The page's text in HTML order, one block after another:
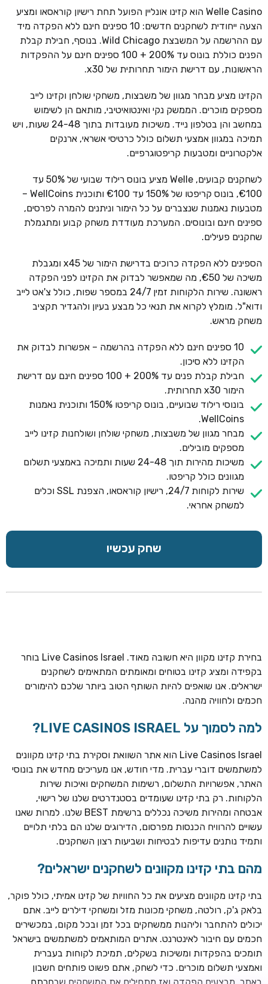
ROYSPINS
MEGAPARI
בונוס קבלת פנים: עד 125% בונוס עד €450 + 250 ספינים חינם
חבילת קבלת פנים: עד 280% בונוס עד €2,200 + 230 ספינים
Welle Casino הוא קזינו אונליין הפועל תחת רישיון קוראסאו ומציע
הצעה ייחודית לשחקנים חדשים: 10 ספינים חינם ללא הפקדה מיד
עם ההרשמה על המשבצת Wild Chicago. בנוסף, חבילת קבלת
הפנים כוללת בונוס עד 200% + 100 ספינים חינם על ההפקדות
הראשונות, עם דרישת הימור תחרותית של x30.
הקזינו מציע מבחר מגוון של משבצות, משחקי שולחן וקזינו לייב
מספקים מוכרים. הממשק נקי ואינטואיטיבי, מותאם הן לשימוש
במחשב והן בטלפון נייד. משיכות מעובדות בתוך 24-48 שעות, ויש
תמיכה במגוון אמצעי תשלום כולל כרטיסי אשראי, ארנקים
אלקטרוניים ומטבעות קריפטוגרפיים.
לשחקנים קבועים, Welle מציע בונוס רילוד שבועי של 50% עד
€100, בונוס קריפטו של 150% עד €100 ותוכנית WellCoins –
מטבעות נאמנות שנצברים על כל הימור וניתנים להמרה לפרסים,
ספינים חינם ובונוסים. המערכת מעודדת משחק קבוע ומתגמלת
שחקנים פעילים.
הספינים ללא הפקדה כרוכים בדרישת הימור של x45 ומגבלת
משיכה של €50, מה שמאפשר לבדוק את הקזינו לפני הפקדה
ראשונה. שירות הלקוחות זמין 24/7 במספר שפות, כולל צ'אט לייב
ודוא"ל. מומלץ לקרוא את תנאי כל מבצע בעיון ולהגדיר תקציב
משחק מראש.
10 ספינים חינם ללא הפקדה בהרשמה – אפשרות לבדוק את
הקזינו ללא סיכון.
חבילת קבלת פנים עד 200% + 100 ספינים חינם עם דרישת
הימור x30 תחרותית.
בונוסי רילוד שבועיים, בונוס קריפטו 150% ותוכנית נאמנות
WellCoins.
מבחר מגוון של משבצות, משחקי שולחן ושולחנות קזינו לייב
מספקים מובילים.
משיכות מהירות תוך 24-48 שעות ותמיכה באמצעי תשלום
מגוונים כולל קריפטו.
שירות לקוחות 24/7, רישיון קוראסאו, הצפנת SSL וכלים
למשחק אחראי.
שחק עכשיו
בחירת קזינו מקוון היא חשובה מאוד. Live Casinos Israel בוחר
בקפידה ומציג קזינו בטוחים ומאומתים המתאימים לשחקנים
ישראלים. אנו שואפים להיות השותף הטוב ביותר שלכם להימורים
חכמים ולחוויה מהנה.
למה לסמוך על LIVE CASINOS ISRAEL?
Live Casinos Israel הוא אתר השוואת וסקירת בתי קזינו מקוונים
למשתמשים דוברי עברית. מדי חודש, אנו מעריכים מחדש את בונוסי
האתר, אפשרויות התשלום, רשימות המשחקים ואיכות שירות
הלקוחות. רק בתי קזינו שעומדים בסטנדרטים שלנו של רישוי,
אבטחה ומהירות משיכה נכללים ברשימת BEST שלנו. למרות שאנו
עשויים להרוויח הכנסות מפרסום, הדירוגים שלנו הם בלתי תלויים
ותמיד נותנים עדיפות לבטיחות ושביעות רצון השחקנים.
מהם בתי קזינו מקוונים לשחקנים ישראלים?
בתי קזינו מקוונים מציעים את כל החוויות של קזינו אמיתי, כולל פוקר,
בלאק ג'ק, רולטה, משחקי מכונות מזל ומשחקי דילרים לייב. אתם
יכולים להתחבר וליהנות ממשחקים בכל זמן ובכל מקום, במכשירים
חכמים עם חיבור לאינטרנט. אתרים המותאמים למשתמשים בישראל
תומכים בהפקדות ומשיכות בשקלים, תמיכת לקוחות בעברית
ואמצעי תשלום מוכרים. כדי לשחק, אתם פשוט פותחים חשבון